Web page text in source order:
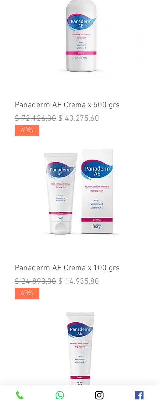
Panaderm AE Crema x 500 grs
Precio
$ 72.126,00 Precio de oferta
$ 43.275,60
40%
Panaderm AE Crema x 100 grs
Precio
$ 24.893,00 Precio de oferta
$ 14.935,80
40%